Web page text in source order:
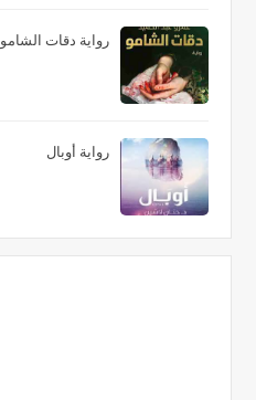
رواية دقات الشامو
رواية أوبال